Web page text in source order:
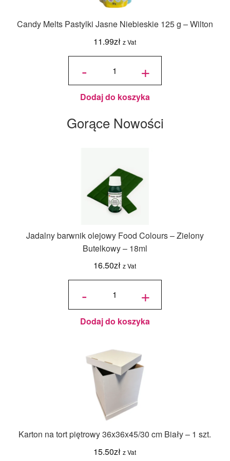
Candy Melts Pastylki Jasne Niebieskie 125 g – Wilton
11.99zł z Vat
-
ilość
Pastylki
Jasne
125 g -
Wilton
+
Dodaj do koszyka
Gorące Nowości
Jadalny barwnik olejowy Food Colours – Zielony
Butelkowy – 18ml
16.50zł z Vat
-
ilość
olejowy
Food
Colours -
Zielony
Butelkowy
+
Dodaj do koszyka
Karton na tort piętrowy 36x36x45/30 cm Biały – 1 szt.
15.50zł z Vat